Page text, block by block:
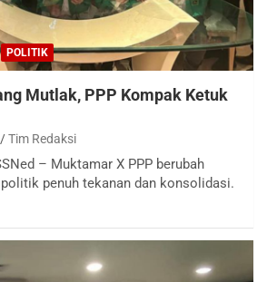
POLITIK
Mutlak, PPP Kompak Ketuk
Tim Redaksi
– Muktamar X PPP berubah
penuh tekanan dan konsolidasi.